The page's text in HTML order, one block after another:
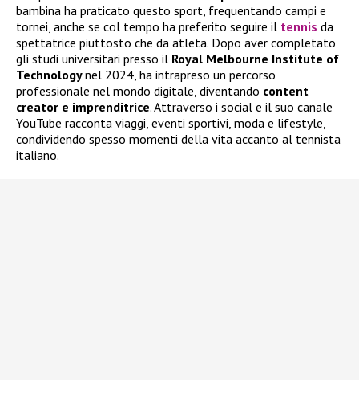
bambina ha praticato questo sport, frequentando campi e
tornei, anche se col tempo ha preferito seguire il tennis da
spettatrice piuttosto che da atleta. Dopo aver completato
gli studi universitari presso il Royal Melbourne Institute of
Technologynel 2024, ha intrapreso un percorso
professionale nel mondo digitale, diventando content
creator e imprenditrice. Attraverso i social e il suo canale
YouTube racconta viaggi, eventi sportivi, moda e lifestyle,
condividendo spesso momenti della vita accanto al tennista
italiano.